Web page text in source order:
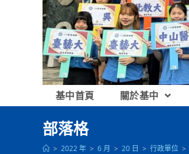
基中首頁 關於基中
部落格
> 2022 年 > 6 月 > 20 日 > 行政單位 >